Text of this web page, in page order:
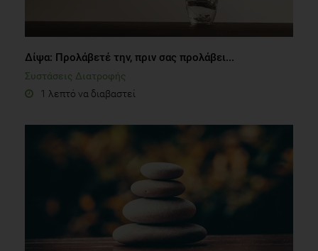
Δίψα: Προλάβετέ την, πριν σας προλάβει...
Συστάσεις Διατροφής
1 λεπτό να διαβαστεί